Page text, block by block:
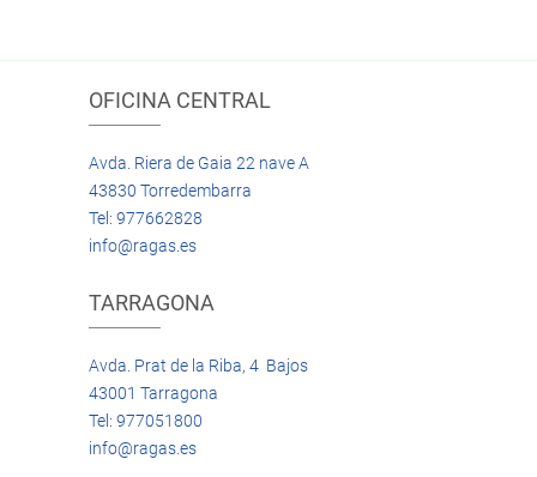
OFICINA CENTRAL
Avda. Riera de Gaia 22 nave A
43830 Torredembarra
Tel: 977662828
info@ragas.es
TARRAGONA
Avda. Prat de la Riba, 4 Bajos
43001 Tarragona
Tel: 977051800
info@ragas.es